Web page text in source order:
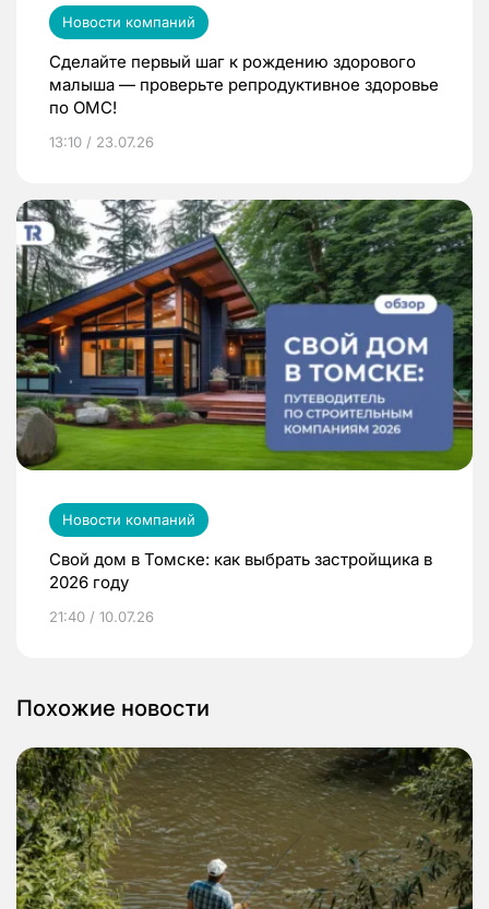
Новости компаний
Сделайте первый шаг к рождению здорового
малыша — проверьте репродуктивное здоровье
по ОМС!
13:10 / 23.07.26
Новости компаний
Свой дом в Томске: как выбрать застройщика в
2026 году
21:40 / 10.07.26
Похожие новости